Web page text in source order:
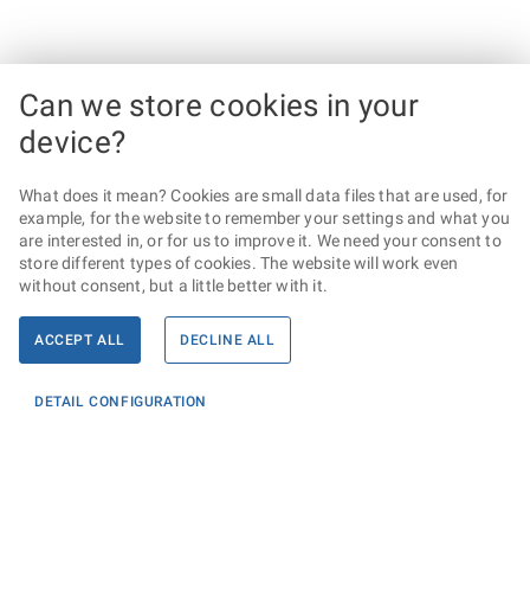
Can we store cookies in your
device?
What does it mean? Cookies are small data files that are used, for
example, for the website to remember your settings and what you
are interested in, or for us to improve it. We need your consent to
store different types of cookies. The website will work even
without consent, but a little better with it.
ACCEPT ALL DECLINE ALL
DETAIL CONFIGURATION